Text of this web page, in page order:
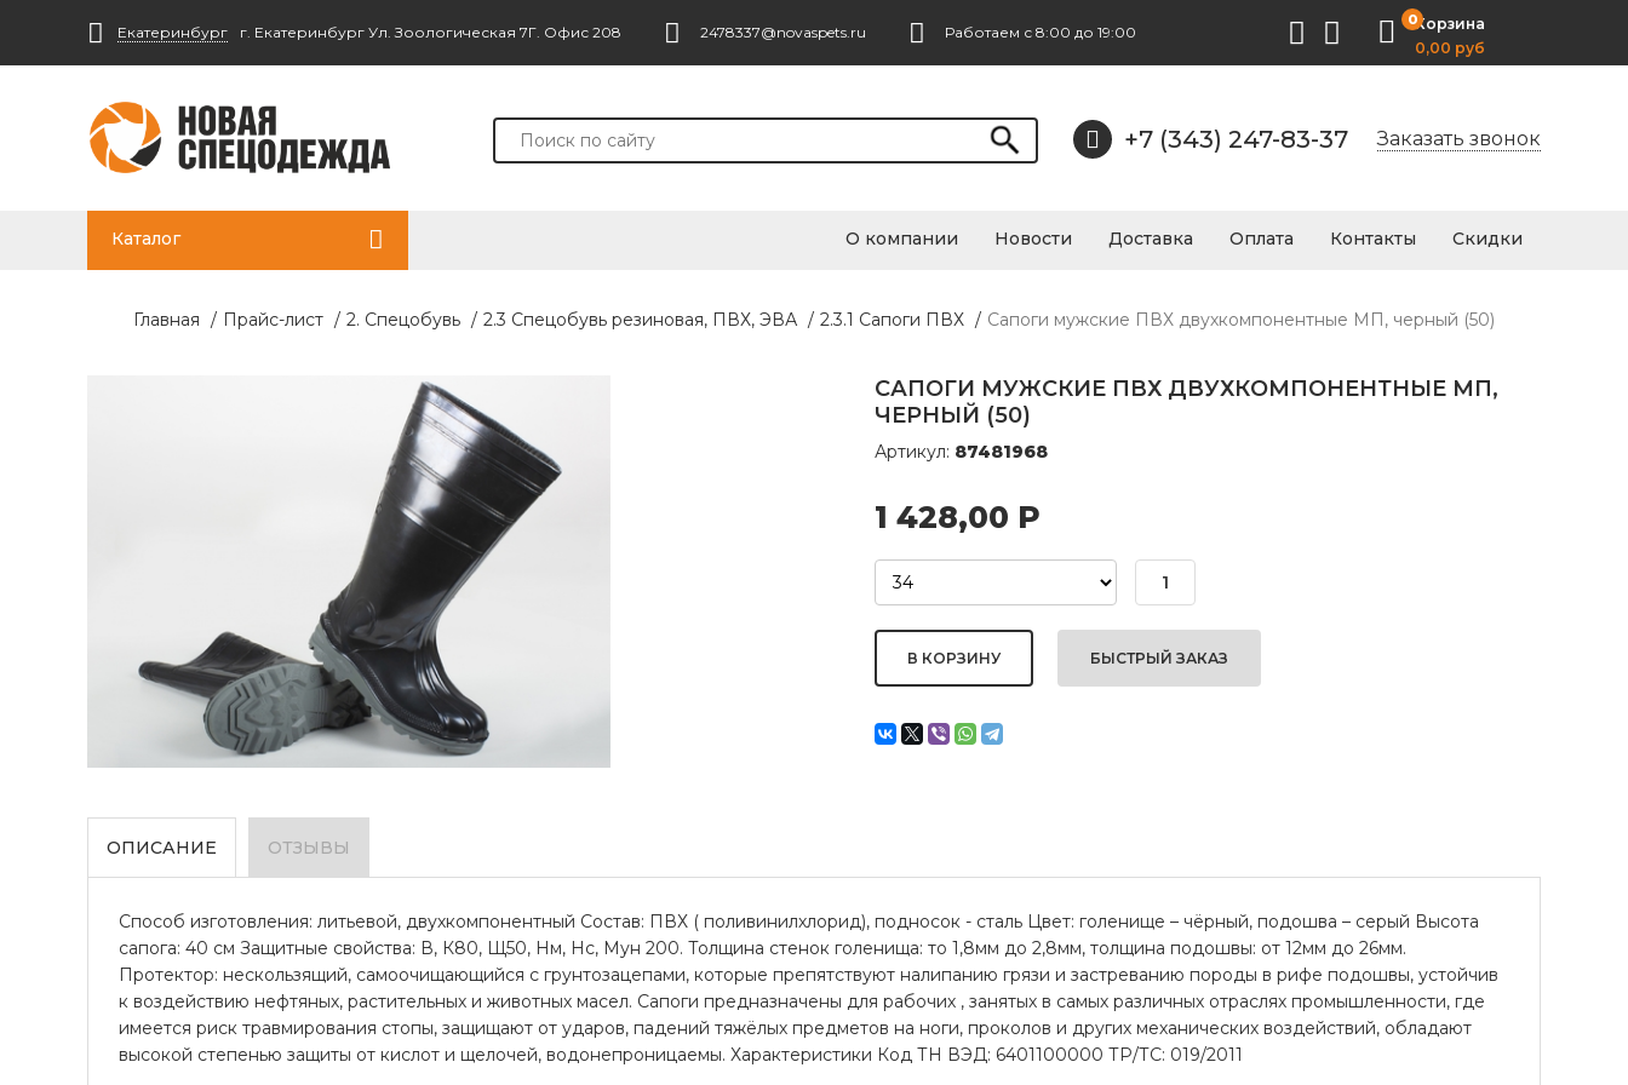
Екатеринбург г. Екатеринбург Ул. Зоологическая 7Г. Офис 208 2478337@novaspets.ru Работаем с 8:00 до 19:00
0Корзина
0,00 руб
+7 (343) 247-83-37 Заказать звонок
Каталог О компании Новости Доставка Оплата Контакты Скидки
Главная / Прайс-лист / 2. Спецобувь / 2.3 Спецобувь резиновая, ПВХ, ЭВА / 2.3.1 Сапоги ПВХ / Сапоги мужские ПВХ двухкомпонентные МП, черный (50)
САПОГИ МУЖСКИЕ ПВХ ДВУХКОМПОНЕНТНЫЕ МП,
ЧЕРНЫЙ (50)
Артикул: 87481968
1 428,00 Р
БЫСТРЫЙ ЗАКАЗ
ОПИСАНИЕ ОТЗЫВЫ
Способ изготовления: литьевой, двухкомпонентный Состав: ПВХ ( поливинилхлорид), подносок - сталь Цвет: голенище – чёрный, подошва – серый Высота
сапога: 40 см Защитные свойства: В, К80, Щ50, Нм, Нс, Мун 200. Толщина стенок голенища: то 1,8мм до 2,8мм, толщина подошвы: от 12мм до 26мм.
Протектор: нескользящий, самоочищающийся с грунтозацепами, которые препятствуют налипанию грязи и застреванию породы в рифе подошвы, устойчив
к воздействию нефтяных, растительных и животных масел. Сапоги предназначены для рабочих , занятых в самых различных отраслях промышленности, где
имеется риск травмирования стопы, защищают от ударов, падений тяжёлых предметов на ноги, проколов и других механических воздействий, обладают
высокой степенью защиты от кислот и щелочей, водонепроницаемы. Характеристики Код ТН ВЭД: 6401100000 ТР/ТС: 019/2011